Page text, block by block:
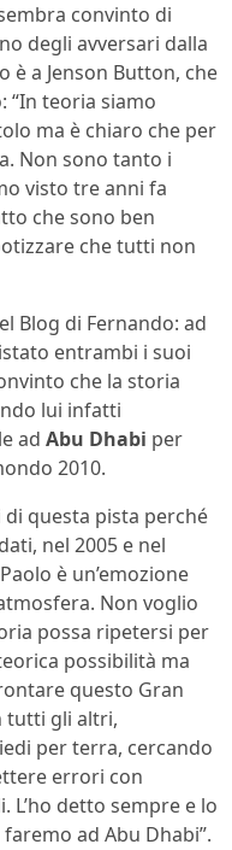
convinto di
degli avversari dalla
a Jenson Button, che
“In teoria siamo
ma è chiaro che per
Non sono tanto i
visto tre anni fa
che sono ben
che tutti non
Blog di Fernando: ad
entrambi i suoi
che la storia
lui infatti
ad Abu Dhabi per
2010.
questa pista perché
nel 2005 e nel
è un’emozione
Non voglio
possa ripetersi per
possibilità ma
questo Gran
tutti gli altri,
per terra, cercando
errori con
L’ho detto sempre e lo
ad Abu Dhabi”.